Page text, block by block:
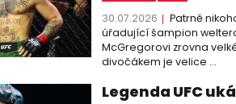
30.07.2026
Patrně
úřadující šampion
McGregorovi zrovna
divočákem je velice ...
Legenda UFC